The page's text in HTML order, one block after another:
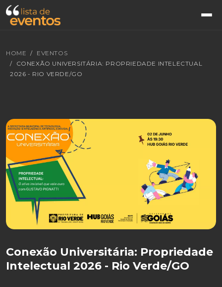
HOME
EVENTOS
CONEXÃO UNIVERSITÁRIA: PROPRIEDADE INTELECTUAL
2026 - RIO VERDE/GO
Conexão Universitária: Propriedade
Intelectual 2026 - Rio Verde/GO